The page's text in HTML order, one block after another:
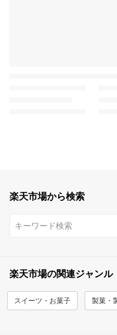
楽天市場から検索
楽天市場の関連ジャンル
スイーツ・お菓子 製菓・